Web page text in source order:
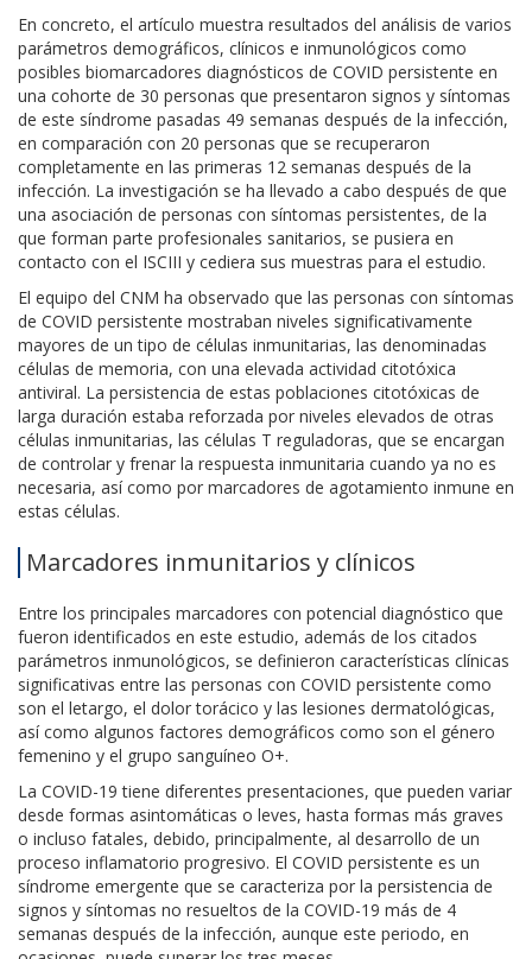
En concreto, el artículo muestra resultados del análisis de varios
parámetros demográficos, clínicos e inmunológicos como
posibles biomarcadores diagnósticos de COVID persistente en
una cohorte de 30 personas que presentaron signos y síntomas
de este síndrome pasadas 49 semanas después de la infección,
en comparación con 20 personas que se recuperaron
completamente en las primeras 12 semanas después de la
infección. La investigación se ha llevado a cabo después de que
una asociación de personas con síntomas persistentes, de la
que forman parte profesionales sanitarios, se pusiera en
contacto con el ISCIII y cediera sus muestras para el estudio.
El equipo del CNM ha observado que las personas con síntomas
de COVID persistente mostraban niveles significativamente
mayores de un tipo de células inmunitarias, las denominadas
células de memoria, con una elevada actividad citotóxica
antiviral. La persistencia de estas poblaciones citotóxicas de
larga duración estaba reforzada por niveles elevados de otras
células inmunitarias, las células T reguladoras, que se encargan
de controlar y frenar la respuesta inmunitaria cuando ya no es
necesaria, así como por marcadores de agotamiento inmune en
estas células.
Marcadores inmunitarios y clínicos
Entre los principales marcadores con potencial diagnóstico que
fueron identificados en este estudio, además de los citados
parámetros inmunológicos, se definieron características clínicas
significativas entre las personas con COVID persistente como
son el letargo, el dolor torácico y las lesiones dermatológicas,
así como algunos factores demográficos como son el género
femenino y el grupo sanguíneo O+.
La COVID-19 tiene diferentes presentaciones, que pueden variar
desde formas asintomáticas o leves, hasta formas más graves
o incluso fatales, debido, principalmente, al desarrollo de un
proceso inflamatorio progresivo. El COVID persistente es un
síndrome emergente que se caracteriza por la persistencia de
signos y síntomas no resueltos de la COVID-19 más de 4
semanas después de la infección, aunque este periodo, en